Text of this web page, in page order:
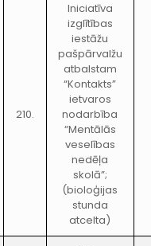
210.
Iniciatīva
izglītības
iestāžu
pašpārvalžu
atbalstam
“Kontakts”
ietvaros
nodarbība
“Mentālās
veselības
nedēļa
skolā”;
(bioloģijas
stunda
atcelta)